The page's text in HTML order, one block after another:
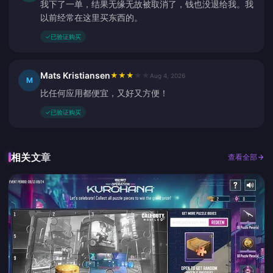
我下了一单，结果无缘无故被取消了，钱也没退给我。我
以前经常在这里买东西的。
✓已验证购买
M Mats Kristiansen★ ★ ★ Aug 4, 2026
比任何应用都便宜，又好又方便！
✓已验证购买
相关文章 查看全部